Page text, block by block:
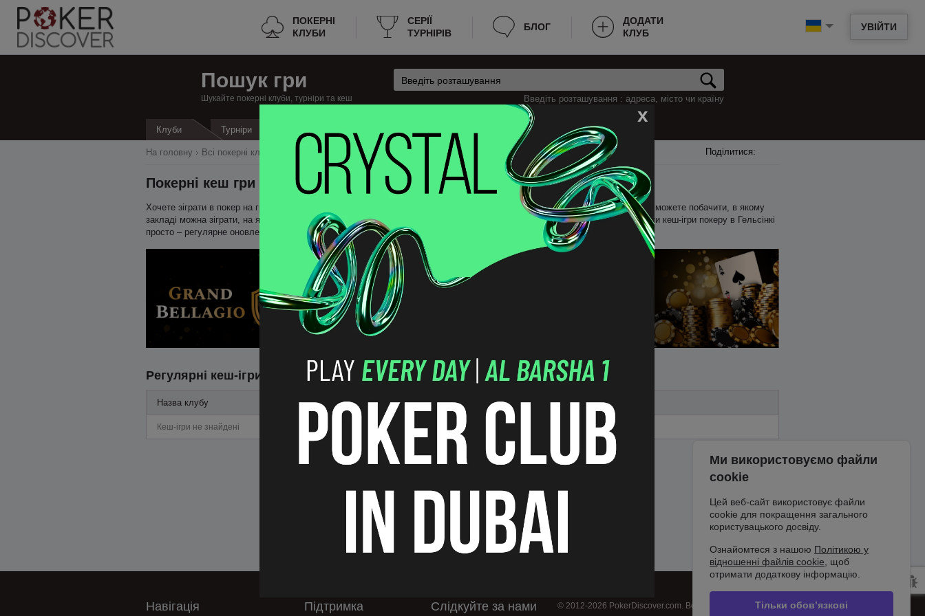
УВІЙТИ
ПОКЕРНІ
КЛУБИ
CЕРІЇ
ТУРНІРІВ
БЛОГ
ДОДАТИ
КЛУБ
Пошук гри
Шукайте покерні клуби, турніри та кеш Введіть розташування : адреса, місто чи країну
Клуби Турніри
x
Поділитися:
На головну Всі покерні клуби Фінляндія Кеш-ігри в Гельсінкі, Фінляндія
Покерні кеш гри в Гельсінкі
Хочете зіграти в покер на гроші в Гельсінкі? Ми надаємо всю необхідну інформацію для зручності пошуку гри. Нижче ви можете побачити, в якому
закладі можна зіграти, на яких лімітах зараз йде гра, яка мінімальна та максимальна вартість входу на стіл. Тепер знайти кеш-ігри покеру в Гельсінкі
просто – регулярне оновлення даних дозволяє гравцям швидко знаходити місце для гри.
Регулярні кеш-ігри
Назва клубу Опис
Кеш-ігри не знайдені
Навігація Підтримка Слідкуйте за нами © 2012-2026 PokerDiscover.com. Всі права захищені.
Ми використовуємо файли
cookie
Цей веб-сайт використовує файли
cookie для покращення загального
користувацького досвіду.
Ознайомтеся з нашою Політикою у
відношенні файлів cookie, щоб
отримати додаткову інформацію.
Тільки обов’язкові